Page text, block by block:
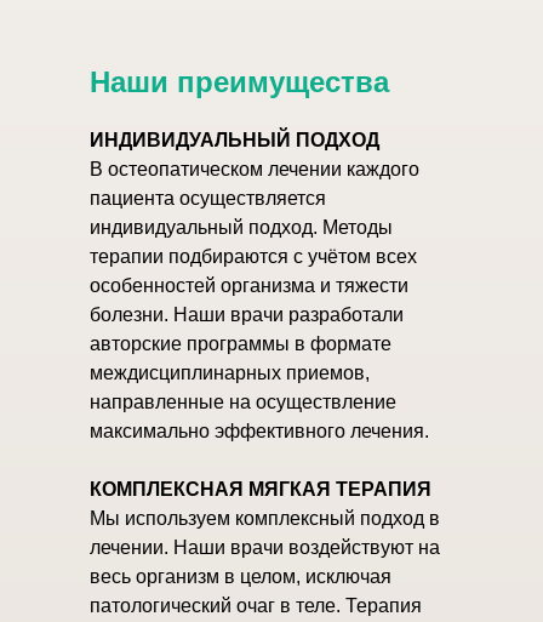
Наши преимущества
ИНДИВИДУАЛЬНЫЙ ПОДХОД
В остеопатическом лечении каждого
пациента осуществляется
индивидуальный подход. Методы
терапии подбираются с учётом всех
особенностей организма и тяжести
болезни. Наши врачи разработали
авторские программы в формате
междисциплинарных приемов,
направленные на осуществление
максимально эффективного лечения.
КОМПЛЕКСНАЯ МЯГКАЯ ТЕРАПИЯ
Мы используем комплексный подход в
лечении. Наши врачи воздействуют на
весь организм в целом, исключая
патологический очаг в теле. Терапия